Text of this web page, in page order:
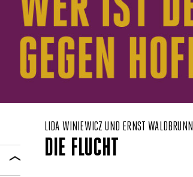
LIDA WINIEWICZ UND ERNST WALDBRUNN
DIE FLUCHT